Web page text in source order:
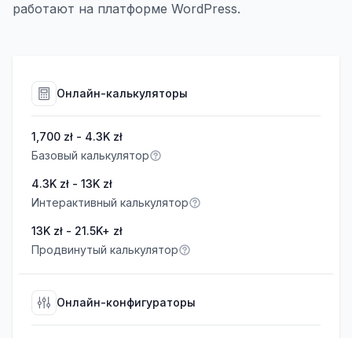
работают на платформе WordPress.
Онлайн-калькуляторы
1,700 zł - 4.3K zł
Базовый калькулятор
4.3K zł - 13K zł
Интерактивный калькулятор
13K zł - 21.5K+ zł
Продвинутый калькулятор
Онлайн-конфигураторы